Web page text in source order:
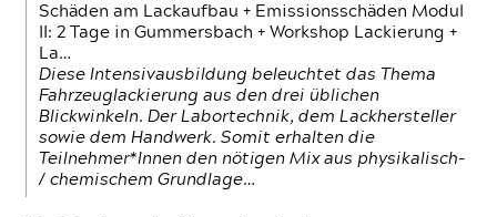
Schäden am Lackaufbau + Emissionsschäden Modul
II: 2 Tage in Gummersbach + Workshop Lackierung +
La…
Diese Intensivausbildung beleuchtet das Thema
Fahrzeuglackierung aus den drei üblichen
Blickwinkeln. Der Labortechnik, dem Lackhersteller
sowie dem Handwerk. Somit erhalten die
Teilnehmer*Innen den nötigen Mix aus physikalisch-
/ chemischem Grundlage…